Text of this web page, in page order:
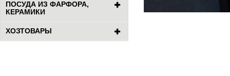
ПОСУДА ИЗ ФАРФОРА,
КЕРАМИКИ
ХОЗТОВАРЫ